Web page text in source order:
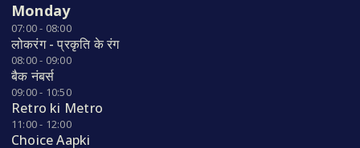
Monday
07:00 - 08:00
लोकरंग - प्रकृति के रंग
08:00 - 09:00
बैक नंबर्स
09:00 - 10:50
Retro ki Metro
11:00 - 12:00
Choice Aapki